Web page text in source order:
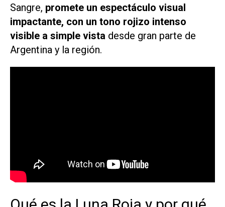
Sangre, promete un espectáculo visual
impactante, con un tono rojizo intenso
visible a simple vista desde gran parte de
Argentina y la región.